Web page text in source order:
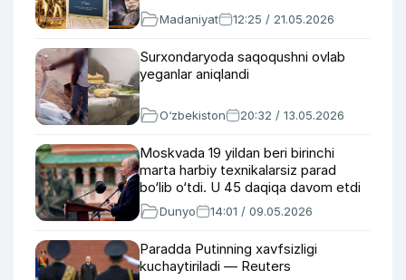
Madaniyat 12:25 / 21.05.2026
Surxondaryoda saqoqushni ovlab
yeganlar aniqlandi
O‘zbekiston 20:32 / 13.05.2026
Moskvada 19 yildan beri birinchi
marta harbiy texnikalarsiz parad
bo‘lib o‘tdi. U 45 daqiqa davom etdi
Dunyo 14:01 / 09.05.2026
Paradda Putinning xavfsizligi
kuchaytiriladi — Reuters